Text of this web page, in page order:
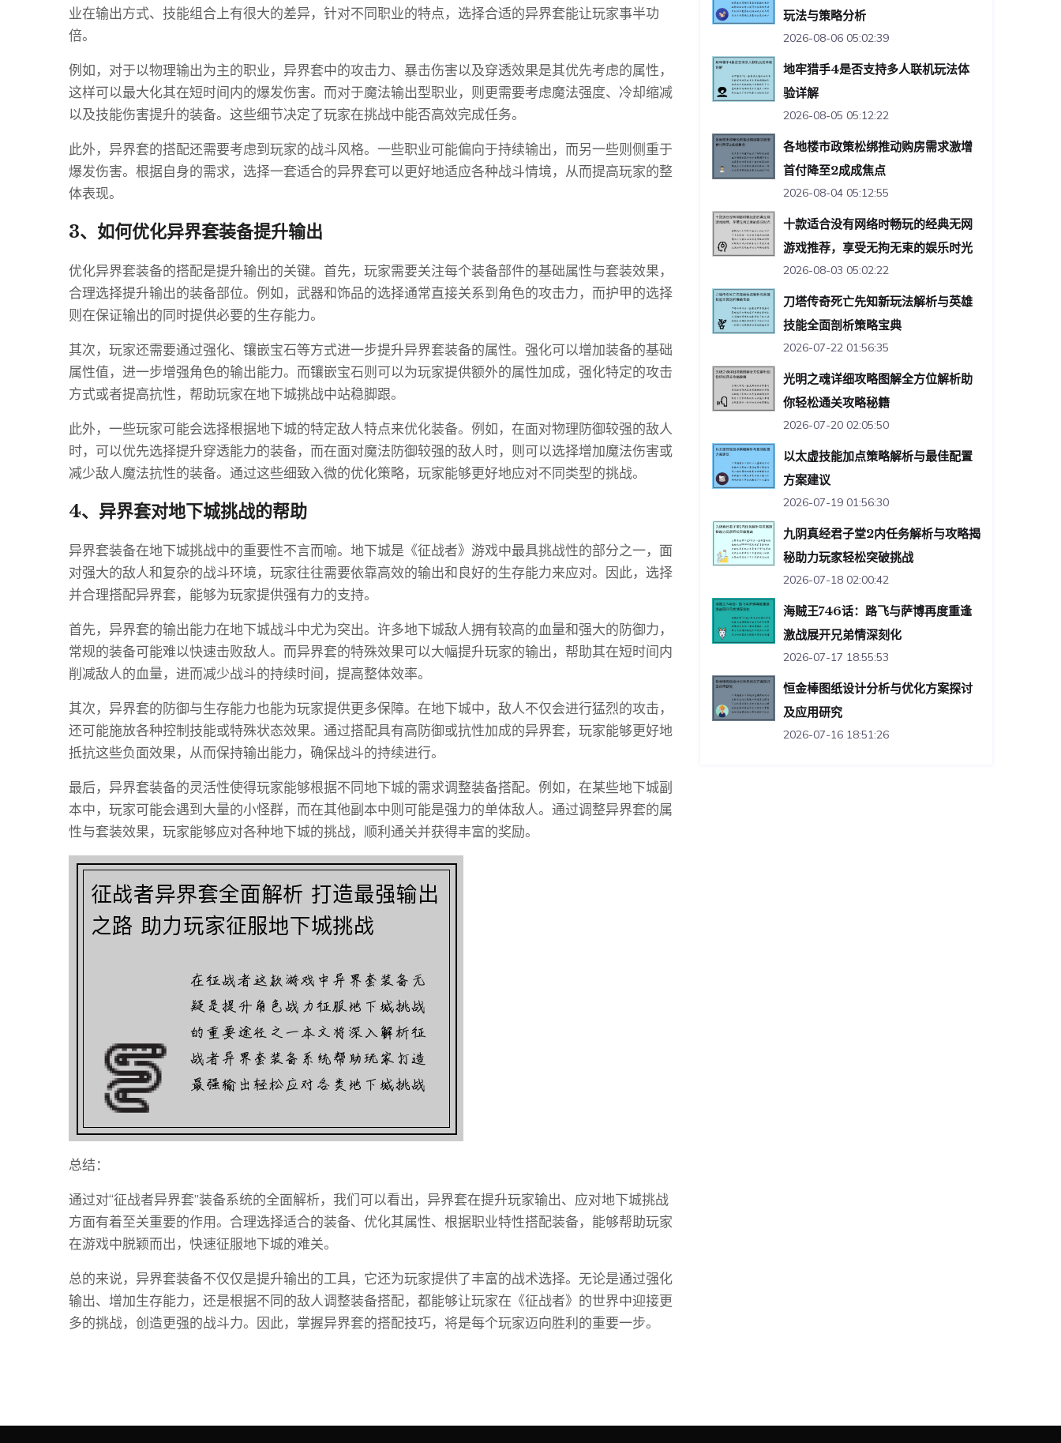
业在输出方式、技能组合上有很大的差异，针对不同职业的特点，选择合适的异界套能让玩家事半功
倍。
例如，对于以物理输出为主的职业，异界套中的攻击力、暴击伤害以及穿透效果是其优先考虑的属性，
这样可以最大化其在短时间内的爆发伤害。而对于魔法输出型职业，则更需要考虑魔法强度、冷却缩减
以及技能伤害提升的装备。这些细节决定了玩家在挑战中能否高效完成任务。
此外，异界套的搭配还需要考虑到玩家的战斗风格。一些职业可能偏向于持续输出，而另一些则侧重于
爆发伤害。根据自身的需求，选择一套适合的异界套可以更好地适应各种战斗情境，从而提高玩家的整
体表现。
3、如何优化异界套装备提升输出
优化异界套装备的搭配是提升输出的关键。首先，玩家需要关注每个装备部件的基础属性与套装效果，
合理选择提升输出的装备部位。例如，武器和饰品的选择通常直接关系到角色的攻击力，而护甲的选择
则在保证输出的同时提供必要的生存能力。
其次，玩家还需要通过强化、镶嵌宝石等方式进一步提升异界套装备的属性。强化可以增加装备的基础
属性值，进一步增强角色的输出能力。而镶嵌宝石则可以为玩家提供额外的属性加成，强化特定的攻击
方式或者提高抗性，帮助玩家在地下城挑战中站稳脚跟。
此外，一些玩家可能会选择根据地下城的特定敌人特点来优化装备。例如，在面对物理防御较强的敌人
时，可以优先选择提升穿透能力的装备，而在面对魔法防御较强的敌人时，则可以选择增加魔法伤害或
减少敌人魔法抗性的装备。通过这些细致入微的优化策略，玩家能够更好地应对不同类型的挑战。
4、异界套对地下城挑战的帮助
异界套装备在地下城挑战中的重要性不言而喻。地下城是《征战者》游戏中最具挑战性的部分之一，面
对强大的敌人和复杂的战斗环境，玩家往往需要依靠高效的输出和良好的生存能力来应对。因此，选择
并合理搭配异界套，能够为玩家提供强有力的支持。
首先，异界套的输出能力在地下城战斗中尤为突出。许多地下城敌人拥有较高的血量和强大的防御力，
常规的装备可能难以快速击败敌人。而异界套的特殊效果可以大幅提升玩家的输出，帮助其在短时间内
削减敌人的血量，进而减少战斗的持续时间，提高整体效率。
其次，异界套的防御与生存能力也能为玩家提供更多保障。在地下城中，敌人不仅会进行猛烈的攻击，
还可能施放各种控制技能或特殊状态效果。通过搭配具有高防御或抗性加成的异界套，玩家能够更好地
抵抗这些负面效果，从而保持输出能力，确保战斗的持续进行。
最后，异界套装备的灵活性使得玩家能够根据不同地下城的需求调整装备搭配。例如，在某些地下城副
本中，玩家可能会遇到大量的小怪群，而在其他副本中则可能是强力的单体敌人。通过调整异界套的属
性与套装效果，玩家能够应对各种地下城的挑战，顺利通关并获得丰富的奖励。
总结：
通过对“征战者异界套”装备系统的全面解析，我们可以看出，异界套在提升玩家输出、应对地下城挑战
方面有着至关重要的作用。合理选择适合的装备、优化其属性、根据职业特性搭配装备，能够帮助玩家
在游戏中脱颖而出，快速征服地下城的难关。
总的来说，异界套装备不仅仅是提升输出的工具，它还为玩家提供了丰富的战术选择。无论是通过强化
输出、增加生存能力，还是根据不同的敌人调整装备搭配，都能够让玩家在《征战者》的世界中迎接更
多的挑战，创造更强的战斗力。因此，掌握异界套的搭配技巧，将是每个玩家迈向胜利的重要一步。
玩法与策略分析
2026-08-06 05:02:39
地牢猎手4是否支持多人联机玩法体
验详解
2026-08-05 05:12:22
各地楼市政策松绑推动购房需求激增
首付降至2成成焦点
2026-08-04 05:12:55
十款适合没有网络时畅玩的经典无网
游戏推荐，享受无拘无束的娱乐时光
2026-08-03 05:02:22
刀塔传奇死亡先知新玩法解析与英雄
技能全面剖析策略宝典
2026-07-22 01:56:35
光明之魂详细攻略图解全方位解析助
你轻松通关攻略秘籍
2026-07-20 02:05:50
以太虚技能加点策略解析与最佳配置
方案建议
2026-07-19 01:56:30
九阴真经君子堂2内任务解析与攻略揭
秘助力玩家轻松突破挑战
2026-07-18 02:00:42
海贼王746话：路飞与萨博再度重逢
激战展开兄弟情深刻化
2026-07-17 18:55:53
恒金棒图纸设计分析与优化方案探讨
及应用研究
2026-07-16 18:51:26